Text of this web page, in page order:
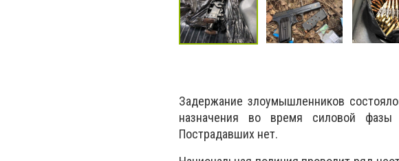
Задержание злоумышленников
назначения во время силовой фазы
Пострадавших нет.